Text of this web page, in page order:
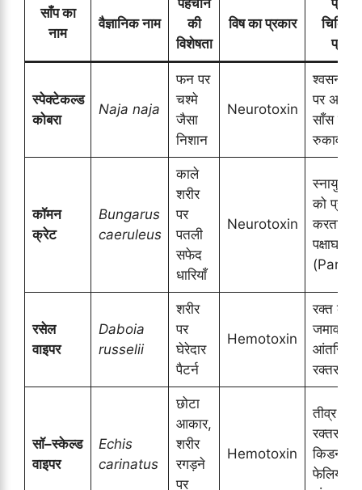
साँप का
नाम
वैज्ञानिक नाम
की
विशेषता
विष का प्रकार
प्रभाव
स्पेक्टेकल्ड
कोबरा
Naja naja
फन पर
चश्मे
जैसा
निशान
Neurotoxin
श्वसन
पर असर,
साँस लेने
रुकावट
कॉमन
क्रेट
Bungarus
caeruleus
काले
शरीर
पर
पतली
सफेद
धारियाँ
Neurotoxin
स्नायु
को
करता है,
पक्षाघात
रसेल
वाइपर
Daboia
russelii
शरीर
पर
घेरेदार
पैटर्न
Hemotoxin
रक्त का
जमाव
आंतरिक
रक्तस्राव
सॉ–स्केल्ड
वाइपर
Echis
carinatus
छोटा
आकार,
शरीर
रगड़ने
पर
Hemotoxin
तीव्र दर्द,
किडनी
फेलियर